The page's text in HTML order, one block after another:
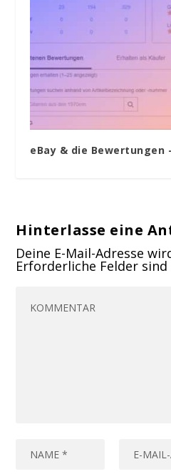
eBay & die Bewertungen
Hinterlasse eine
Deine E-Mail-Adresse
Erforderliche Felder